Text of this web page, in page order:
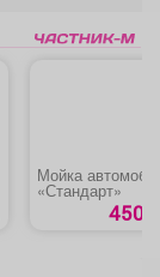
Мойка
«Стандарт»
450